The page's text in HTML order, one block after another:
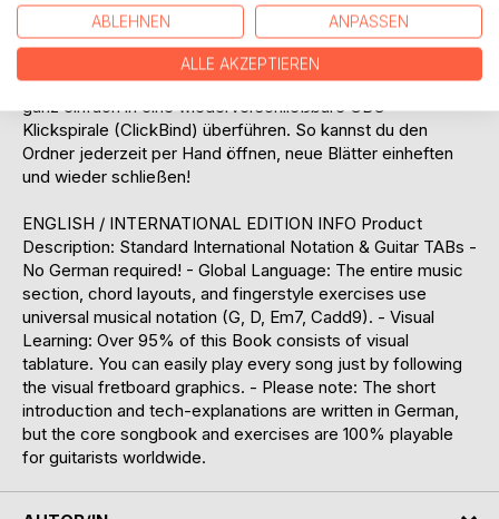
Praxis-Tipp für maximale Flexibilität: Die standardmäßige
Metallspirale hält dein Buch auf dem Notenständer perfekt
flach. Wenn du das Buch physisch um meine monatlichen
Song-Erweiterungen vergrößern willst, kannst du die Seiten
ganz einfach in eine wiederverschließbare GBC-
Klickspirale (ClickBind) überführen. So kannst du den
Ordner jederzeit per Hand öffnen, neue Blätter einheften
und wieder schließen!
ENGLISH / INTERNATIONAL EDITION INFO Product
Description: Standard International Notation & Guitar TABs -
No German required! - Global Language: The entire music
section, chord layouts, and fingerstyle exercises use
universal musical notation (G, D, Em7, Cadd9). - Visual
Learning: Over 95% of this Book consists of visual
tablature. You can easily play every song just by following
the visual fretboard graphics. - Please note: The short
introduction and tech-explanations are written in German,
but the core songbook and exercises are 100% playable
for guitarists worldwide.
ABLEHNEN ANPASSEN
ALLE AKZEPTIEREN